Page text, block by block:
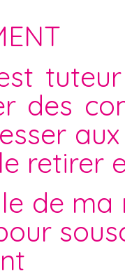
des
retirer
de